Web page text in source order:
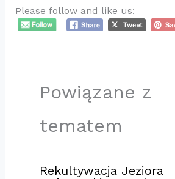
Please follow and like us:
Powiązane z
tematem
Rekultywacja Jeziora